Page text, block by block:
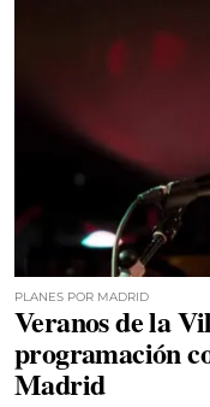
PLANES POR MADRID
Veranos de la
programación
Madrid